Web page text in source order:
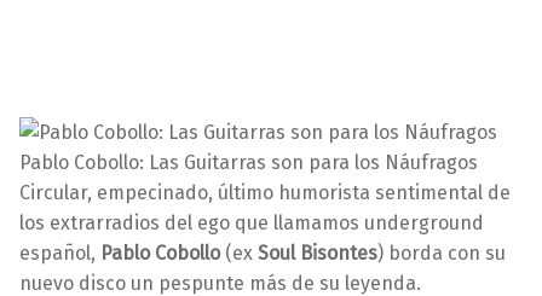
Pablo Cobollo: Las Guitarras son para los Náufragos
Circular, empecinado, último humorista sentimental de
los extrarradios del ego que llamamos underground
español, Pablo Cobollo(ex Soul Bisontes) borda con su
nuevo disco un pespunte más de su leyenda.